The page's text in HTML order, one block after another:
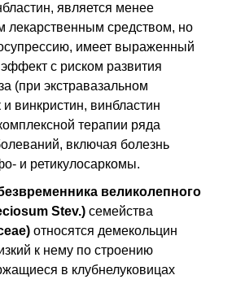
является менее
лекарственным средством, но
имеет выраженный
с риском развития
(при экстравазальном
винкристин, винбластин
терапии ряда
включая болезнь
и ретикулосаркомы.
великолепного
Stev.) семейства
относятся демекольцин
к нему по строению
в клубнелуковицах